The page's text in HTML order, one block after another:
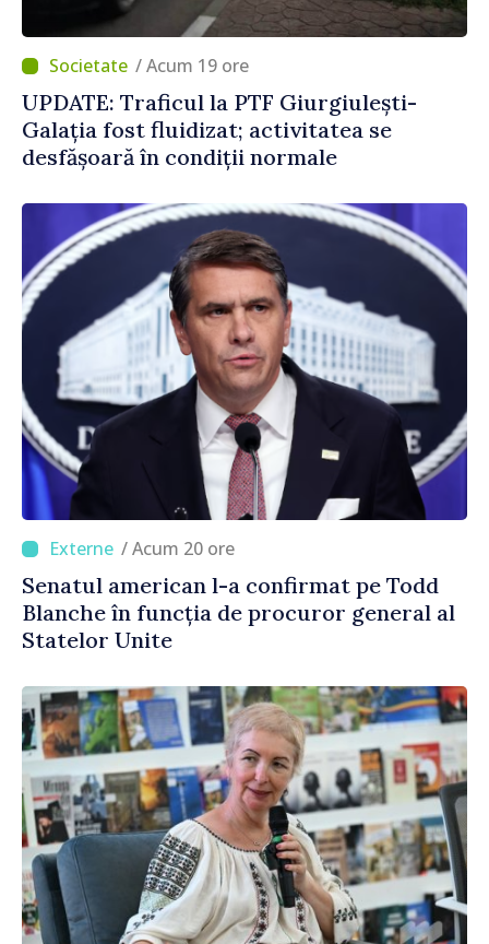
/ Acum 19 ore
UPDATE: Traficul la PTF Giurgiulești-
Galația fost fluidizat; activitatea se
desfășoară în condiții normale
/ Acum 20 ore
Senatul american l-a confirmat pe Todd
Blanche în funcția de procuror general al
Statelor Unite